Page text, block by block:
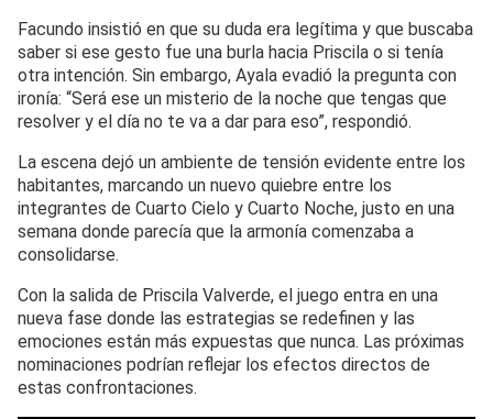
Facundo insistió en que su duda era legítima y que buscaba
saber si ese gesto fue una burla hacia Priscila o si tenía
otra intención. Sin embargo, Ayala evadió la pregunta con
ironía: “Será ese un misterio de la noche que tengas que
resolver y el día no te va a dar para eso”, respondió.
La escena dejó un ambiente de tensión evidente entre los
habitantes, marcando un nuevo quiebre entre los
integrantes de Cuarto Cielo y Cuarto Noche, justo en una
semana donde parecía que la armonía comenzaba a
consolidarse.
Con la salida de Priscila Valverde, el juego entra en una
nueva fase donde las estrategias se redefinen y las
emociones están más expuestas que nunca. Las próximas
nominaciones podrían reflejar los efectos directos de
estas confrontaciones.